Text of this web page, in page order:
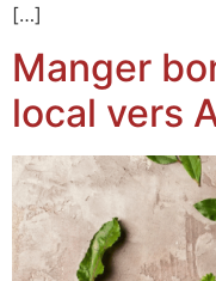
[…]
Manger
local vers